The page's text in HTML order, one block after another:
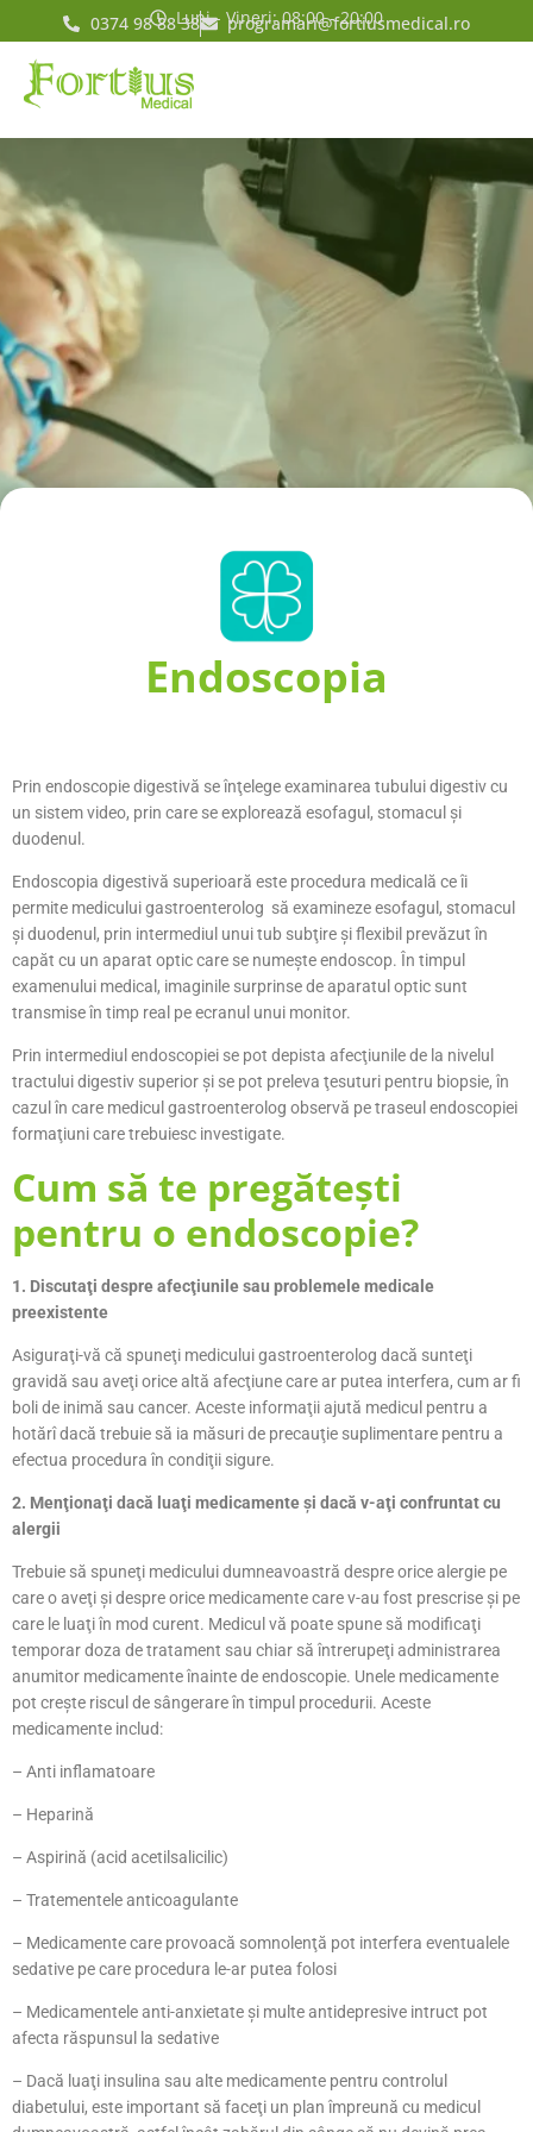
Luni - Vineri: 08:00 - 20:00
0374 98 88 38 programari@fortiusmedical.ro
Endoscopia
Prin endoscopie digestivă se înţelege examinarea tubului digestiv cu
un sistem video, prin care se explorează esofagul, stomacul şi
duodenul.
Endoscopia digestivă superioară este procedura medicală ce îi
permite medicului gastroenterolog să examineze esofagul, stomacul
şi duodenul, prin intermediul unui tub subţire şi flexibil prevăzut în
capăt cu un aparat optic care se numeşte endoscop. În timpul
examenului medical, imaginile surprinse de aparatul optic sunt
transmise în timp real pe ecranul unui monitor.
Prin intermediul endoscopiei se pot depista afecţiunile de la nivelul
tractului digestiv superior şi se pot preleva ţesuturi pentru biopsie, în
cazul în care medicul gastroenterolog observă pe traseul endoscopiei
formaţiuni care trebuiesc investigate.
Cum să te pregăteşti
pentru o endoscopie?
1. Discutaţi despre afecţiunile sau problemele medicale
preexistente
Asiguraţi-vă că spuneţi medicului gastroenterolog dacă sunteţi
gravidă sau aveţi orice altă afecţiune care ar putea interfera, cum ar fi
boli de inimă sau cancer. Aceste informaţii ajută medicul pentru a
hotărî dacă trebuie să ia măsuri de precauţie suplimentare pentru a
efectua procedura în condiţii sigure.
2. Menţionaţi dacă luaţi medicamente şi dacă v-aţi confruntat cu
alergii
Trebuie să spuneţi medicului dumneavoastră despre orice alergie pe
care o aveţi şi despre orice medicamente care v-au fost prescrise şi pe
care le luaţi în mod curent. Medicul vă poate spune să modificaţi
temporar doza de tratament sau chiar să întrerupeţi administrarea
anumitor medicamente înainte de endoscopie. Unele medicamente
pot creşte riscul de sângerare în timpul procedurii. Aceste
medicamente includ:
– Anti inflamatoare
– Heparină
– Aspirină (acid acetilsalicilic)
– Tratementele anticoagulante
– Medicamente care provoacă somnolenţă pot interfera eventualele
sedative pe care procedura le-ar putea folosi
– Medicamentele anti-anxietate şi multe antidepresive intruct pot
afecta răspunsul la sedative
– Dacă luaţi insulina sau alte medicamente pentru controlul
diabetului, este important să faceţi un plan împreună cu medicul